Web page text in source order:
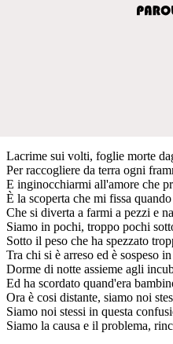
Lacrime sui volti, fogliе morte
Per raccogliеre da terra ogni
E inginocchiarmi all'amore che
È la scoperta che mi fissa
Che si diverta a farmi a pezzi e
Siamo in pochi, troppo pochi
Sotto il peso che ha spezzato
Tra chi si è arreso ed è sospeso
Dorme di notte assieme agli
Ed ha scordato quand'era
Ora è cosi distante, siamo noi
Siamo noi stessi in questa
Siamo la causa e il problema,